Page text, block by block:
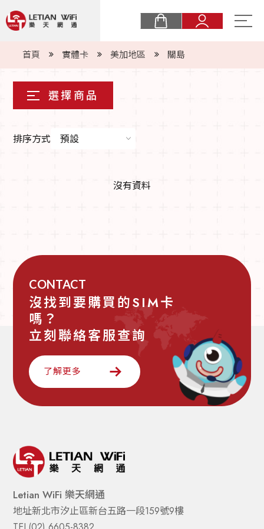
關於樂天
購物須知
最新消息
eSIM
首頁 實體卡 美加地區 關島
排序方式 預設
沒有資料
CONTACT
沒找到要購買的SIM卡
嗎？
立刻聯絡客服查詢
了解更多
Letian WiFi 樂天網通
地址新北市汐止區新台五路一段159號9樓